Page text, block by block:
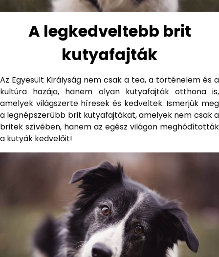
A legkedveltebb brit
kutyafajták
Az Egyesült Királyság nem csak a tea, a történelem és a
kultúra hazája, hanem olyan kutyafajták otthona is,
amelyek világszerte híresek és kedveltek. Ismerjük meg
a legnépszerűbb brit kutyafajtákat, amelyek nem csak a
britek szívében, hanem az egész világon meghódították
a kutyák kedvelőit!